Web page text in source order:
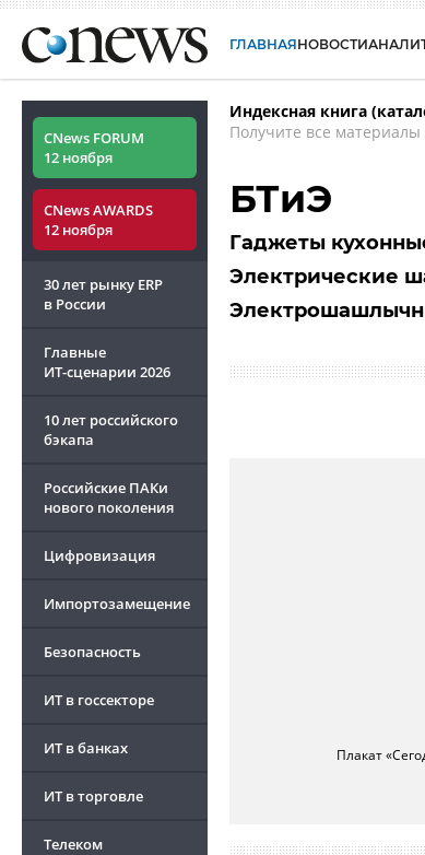
ГЛАВНАЯНОВОСТИ
CNews FORUM
12 ноября
CNews AWARDS
12 ноября
30 лет рынку ERP
в России
Главные
ИТ-сценарии 2026
10 лет российского
бэкапа
Российские ПАКи
нового поколения
Цифровизация
Импортозамещение
Безопасность
ИТ в госсекторе
ИТ в банках
ИТ в торговле
Телеком
Индексная книга
Получите все
БТиЭ
Гаджеты
Электрические
Плакат